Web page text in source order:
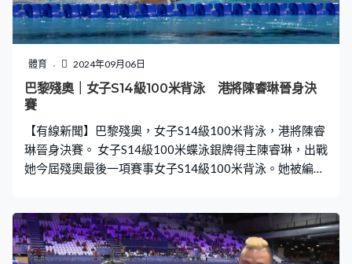
體育 2024年09月06日
巴黎殘奧｜女子S14級100米背泳 港將陳睿琳晉身決
賽
【有線新聞】巴黎殘奧，女子S14級100米背泳，港將陳睿
琳晉身決賽。 女子S14級100米蝶泳銀牌得主陳睿琳，出戰
她今屆殘奧最後一項賽事女子S14級100米背泳。她被編於
64，小組排第5，總成績14名完成。 由中國香港殘疾人奧
委會提供圖片